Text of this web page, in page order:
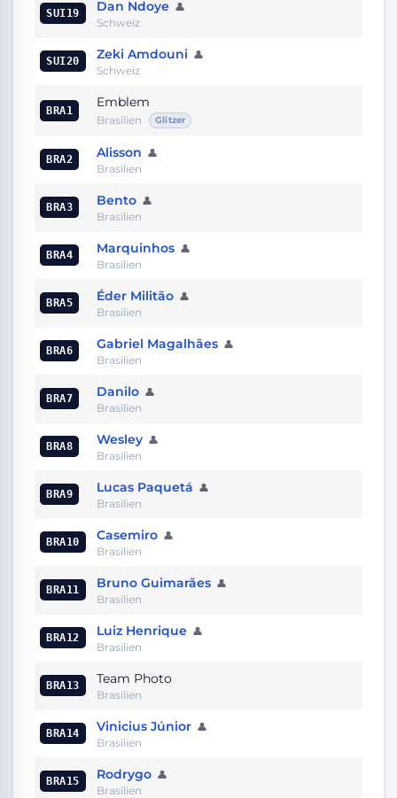
SUI19 Dan Ndoye 👤
Schweiz
SUI20 Zeki Amdouni 👤
Schweiz
BRA1
Emblem
Brasilien Glitzer
BRA2 Alisson 👤
Brasilien
BRA3 Bento 👤
Brasilien
BRA4 Marquinhos 👤
Brasilien
BRA5 Éder Militão 👤
Brasilien
BRA6 Gabriel Magalhães 👤
Brasilien
BRA7 Danilo 👤
Brasilien
BRA8 Wesley 👤
Brasilien
BRA9 Lucas Paquetá 👤
Brasilien
BRA10 Casemiro 👤
Brasilien
BRA11 Bruno Guimarães 👤
Brasilien
BRA12 Luiz Henrique 👤
Brasilien
BRA13 Team Photo
Brasilien
BRA14 Vinicius Júnior 👤
Brasilien
BRA15 Rodrygo 👤
Brasilien